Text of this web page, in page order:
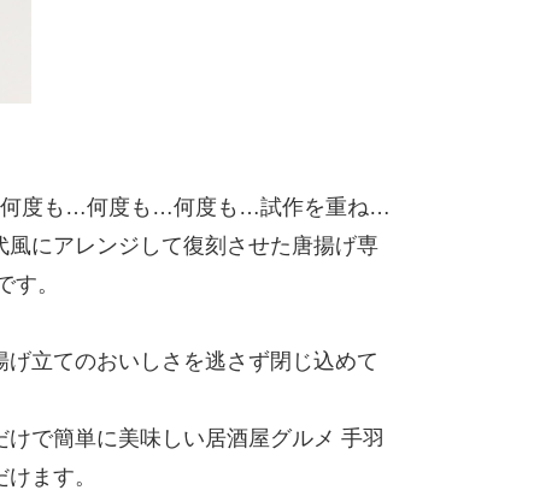
何度も…何度も…何度も…試作を重ね…
にアレンジして復刻させた唐揚げ専
す。
立てのおいしさを逃さず閉じ込めて
で簡単に美味しい居酒屋グルメ 手羽
ます。